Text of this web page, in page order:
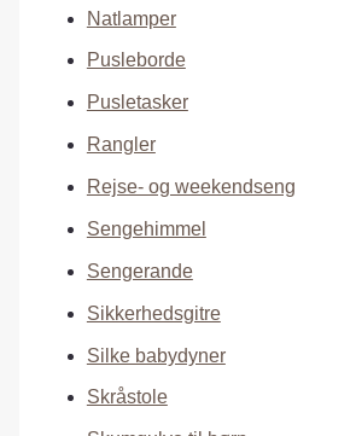
Natlamper
Pusleborde
Pusletasker
Rangler
Rejse- og weekendseng
Sengehimmel
Sengerande
Sikkerhedsgitre
Silke babydyner
Skråstole